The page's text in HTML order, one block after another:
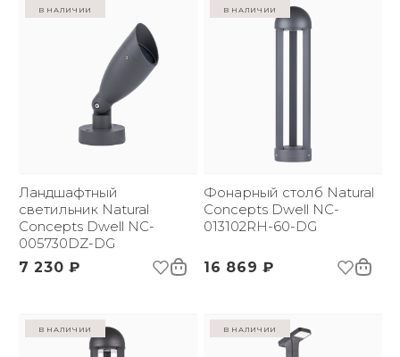
в наличии
Ландшафтный
светильник Natural
Concepts Dwell NC-
005730DZ-DG
7 230 ₽
в наличии
Фонарный столб Natural
Concepts Dwell NC-
013102RH-60-DG
16 869 ₽
в наличии в наличии